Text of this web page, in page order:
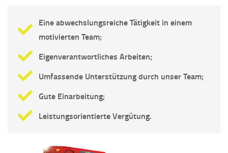
Eine abwechslungsreiche Tätigkeit in einem
motivierten Team;
Eigenverantwortliches Arbeiten;
Umfassende Unterstützung durch unser Team;
Gute Einarbeitung;
Leistungsorientierte Vergütung.